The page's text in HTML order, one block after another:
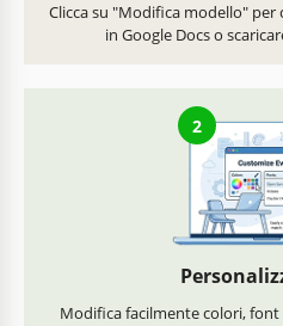
Clicca su "Modifica modello"
in Google Docs o
2
Modifica facilmente colori,